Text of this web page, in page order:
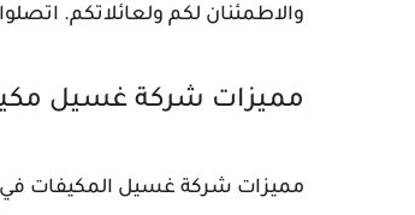
والاطمئنان لكم ولعائلاتكم.
مميزات شركة غسيل
مميزات شركة غسيل المكيفات